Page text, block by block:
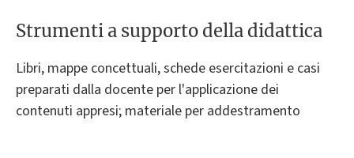
Strumenti a supporto della didattica
Libri, mappe concettuali, schede esercitazioni e casi
preparati dalla docente per l'applicazione dei
contenuti appresi; materiale per addestramento